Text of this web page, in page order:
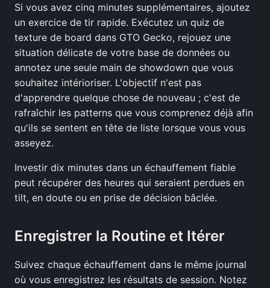
Si vous avez cinq minutes supplémentaires, ajoutez
un exercice de tir rapide. Exécutez un quiz de
texture de board dans GTO Gecko, rejouez une
situation délicate de votre base de données ou
annotez une seule main de showdown que vous
souhaitez intérioriser. L'objectif n'est pas
d'apprendre quelque chose de nouveau ; c'est de
rafraîchir les patterns que vous comprenez déjà afin
qu'ils se sentent en tête de liste lorsque vous vous
asseyez.
Investir dix minutes dans un échauffement fiable
peut récupérer des heures qui seraient perdues en
tilt, en doute ou en prise de décision bâclée.
Enregistrer la Routine et Itérer
Suivez chaque échauffement dans le même journal
où vous enregistrez les résultats de session. Notez